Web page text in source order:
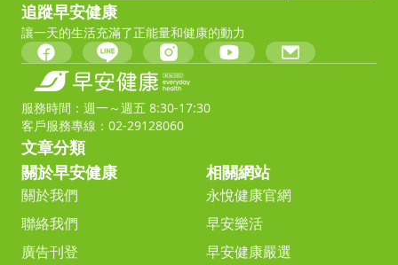
追蹤早安健康
讓一天的生活充滿了正能量和健康的動力
服務時間：週一～週五 8:30-17:30
客戶服務專線：02-29128060
文章分類
關於早安健康
關於我們
聯絡我們
廣告刊登
相關網站
永悅健康官網
早安樂活
早安健康嚴選